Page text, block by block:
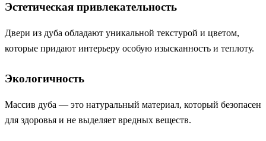
Эстетическая привлекательность
Двери из дуба обладают уникальной текстурой и цветом,
которые придают интерьеру особую изысканность и теплоту.
Экологичность
Массив дуба — это натуральный материал, который безопасен
для здоровья и не выделяет вредных веществ.